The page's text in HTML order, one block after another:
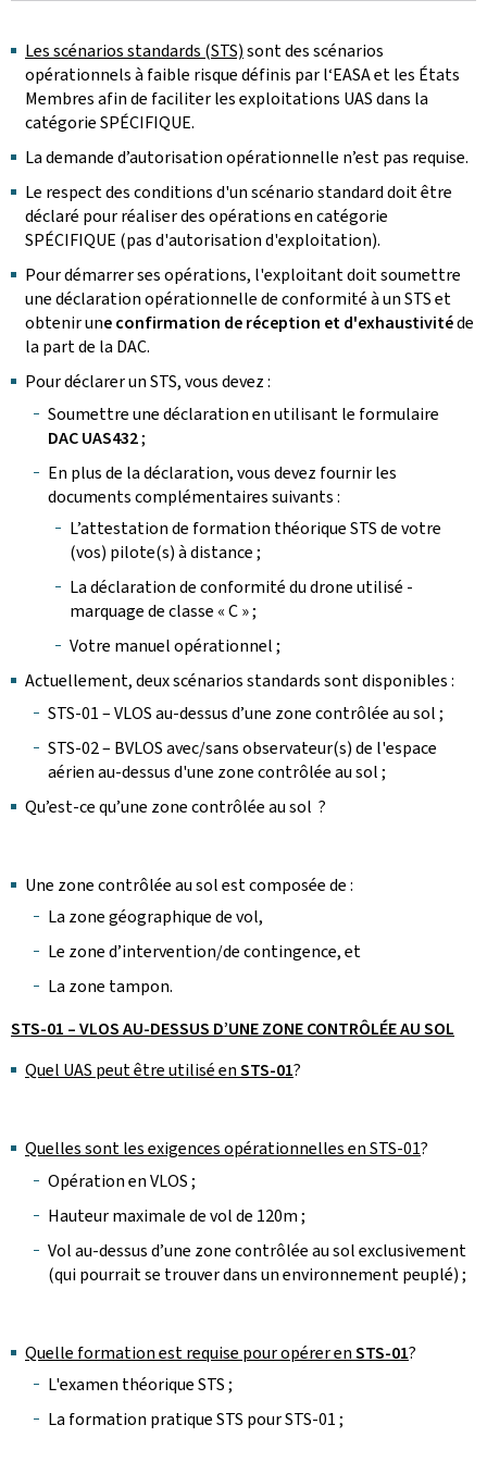
Les scénarios standards (STS)sont des scénarios
opérationnels à faible risque définis par l‘EASA et les États
Membres afin de faciliter les exploitations UAS dans la
catégorie SPÉCIFIQUE.
La demande d’autorisation opérationnelle n’est pas requise.
Le respect des conditions d'un scénario standard doit être
déclaré pour réaliser des opérations en catégorie
SPÉCIFIQUE (pas d'autorisation d'exploitation).
Pour démarrer ses opérations, l'exploitant doit soumettre
une déclaration opérationnelle de conformité à un STS et
obtenir une confirmation de réception et d'exhaustivitéde
la part de la DAC.
Pour déclarer un STS, vous devez :
Soumettre une déclaration en utilisant le formulaire
DAC UAS432;
En plus de la déclaration, vous devez fournir les
documents complémentaires suivants :
L’attestation de formation théorique STS de votre
(vos) pilote(s) à distance ;
La déclaration de conformité du drone utilisé -
marquage de classe « C » ;
Votre manuel opérationnel ;
Actuellement, deux scénarios standards sont disponibles :
STS-01 – VLOS au-dessus d’une zone contrôlée au sol ;
STS-02 – BVLOS avec/sans observateur(s) de l'espace
aérien au-dessus d'une zone contrôlée au sol ;
Qu’est-ce qu’une zone contrôlée au sol ?
Une zone contrôlée au sol est composée de :
La zone géographique de vol,
Le zone d’intervention/de contingence, et
La zone tampon.
STS-01 – VLOS AU-DESSUS D’UNE ZONE CONTRÔLÉE AU SOL
Quel UAS peut être utilisé enSTS-01?
Quelles sont les exigences opérationnelles en STS-01?
Opération en VLOS ;
Hauteur maximale de vol de 120m ;
Vol au-dessus d’une zone contrôlée au sol exclusivement
(qui pourrait se trouver dans un environnement peuplé) ;
Quelle formation est requise pour opérer enSTS-01?
L'examen théorique STS ;
La formation pratique STS pour STS-01 ;